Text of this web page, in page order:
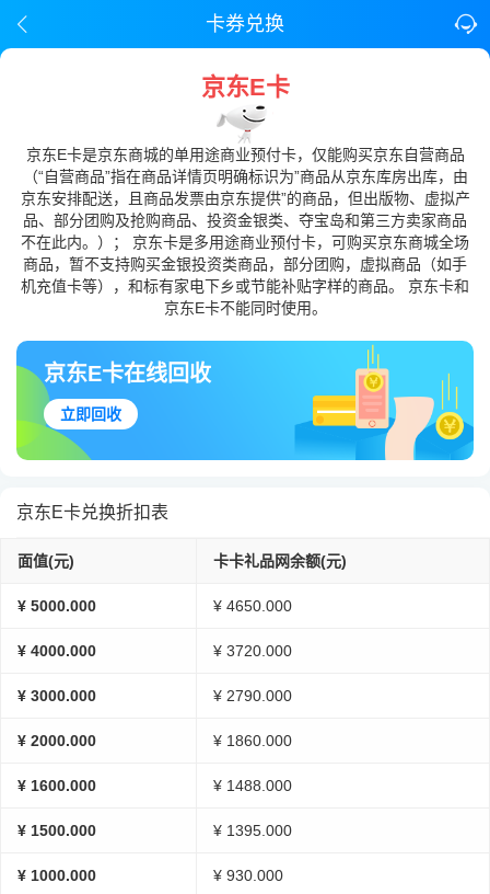
卡券兑换
京东E卡
京东E卡是京东商城的单用途商业预付卡，仅能购买京东自营商品
（“自营商品”指在商品详情页明确标识为”商品从京东库房出库，由
京东安排配送，且商品发票由京东提供”的商品，但出版物、虚拟产
品、部分团购及抢购商品、投资金银类、夺宝岛和第三方卖家商品
不在此内。）； 京东卡是多用途商业预付卡，可购买京东商城全场
商品，暂不支持购买金银投资类商品，部分团购，虚拟商品（如手
机充值卡等），和标有家电下乡或节能补贴字样的商品。 京东卡和
京东E卡不能同时使用。
京东E卡在线回收
立即回收
京东E卡兑换折扣表
面值(元) 卡卡礼品网余额(元)
¥ 5000.000 ¥ 4650.000
¥ 4000.000 ¥ 3720.000
¥ 3000.000 ¥ 2790.000
¥ 2000.000 ¥ 1860.000
¥ 1600.000 ¥ 1488.000
¥ 1500.000 ¥ 1395.000
¥ 1000.000 ¥ 930.000